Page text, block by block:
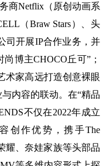
商Netflix（原创动画系
（Braw Stars）、头
司开展IP合作业务，并
博主CHOCO丘可”；
术家高远打造创意裸眼
内容的联动。在“精品
不仅在2022年成立
创作优势，携手The
耀、奈娃家族等头部品